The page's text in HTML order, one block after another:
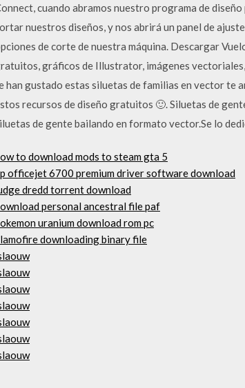
cuando abramos nuestro programa de
nuestros diseños, y nos abrirá un panel de
de corte de nuestra máquina. Descargar
gráficos de Illustrator, imágenes
han gustado estas siluetas de familias en vector te
recursos de diseño gratuitos 🙂. Siluetas de
de gente bailando en formato vector.Se lo
to download mods to steam gta 5
officejet 6700 premium driver software download
dredd torrent download
personal ancestral file paf
uranium download rom pc
downloading binary file